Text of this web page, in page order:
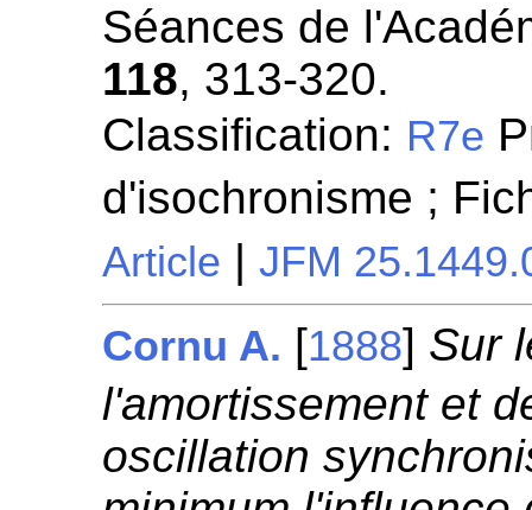
Séances de
118, 313-320.
Classification: R7e
d'isochronisme ;
Article |JFM
Cornu A. [1888] Sur
l'amortissement et
oscillation